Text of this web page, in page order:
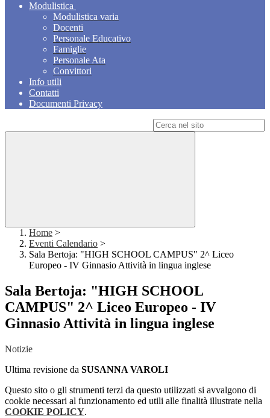
Modulistica
Modulistica varia
Docenti
Personale Educativo
Famiglie
Personale Ata
Convittori
Info utili
Contatti
Documenti Privacy
Home >
Eventi Calendario >
Sala Bertoja: "HIGH SCHOOL CAMPUS" 2^ Liceo
Europeo - IV Ginnasio Attività in lingua inglese
Sala Bertoja: "HIGH SCHOOL
CAMPUS" 2^ Liceo Europeo - IV
Ginnasio Attività in lingua inglese
Notizie
Ultima revisione da SUSANNA VAROLI
Questo sito o gli strumenti terzi da questo utilizzati si avvalgono di
cookie necessari al funzionamento ed utili alle finalità illustrate nella
COOKIE POLICY.